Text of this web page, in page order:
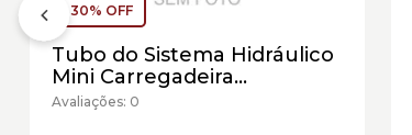
30% OFF
Tubo do Sistema Hidráulico
Mini Carregadeira
Caterpillar Cód:2582498 -
Avaliações: 0